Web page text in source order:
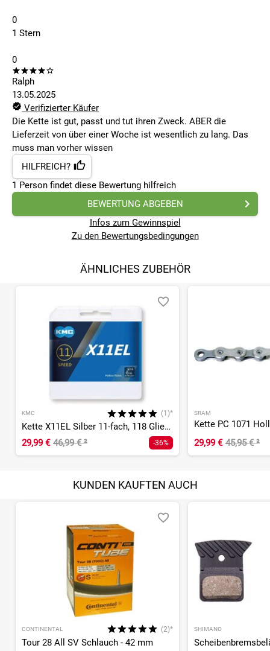
0
1 Stern
0
Ralph
13.05.2025
Verifizierter Käufer
Die Kette ist gut, passt und tut ihren Zweck. ABER die
Lieferzeit von über einer Woche ist wesentlich zu lang. Das
muss man vorher wissen
HILFREICH?
1 Person findet diese Bewertung hilfreich
BEWERTUNG ABGEBEN
Infos zum Gewinnspiel
Zu den Bewertungsbedingungen
ÄHNLICHES ZUBEHÖR
KMC (1)*
Kette X11EL Silber 11-fach, 118 Glieder
29,99 € 46,99 €² -36%
SRAM
29,99 € 45,95 €²
KUNDEN KAUFTEN AUCH
CONTINENTAL (2)*
Tour 28 All SV Schlauch - 42 mm
SHIMANO